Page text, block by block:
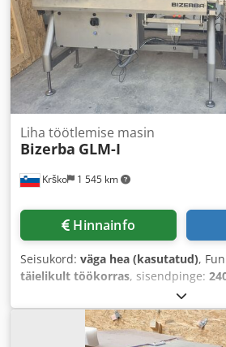
Krško 1 545 km
Liha töötlemise masin
Bizerba GLM-I
Hinnainfo
Seisukord: väga hea (kasutatud),
täielikult töökorras, sisendpinge: